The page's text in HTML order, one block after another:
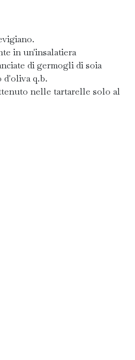
in un'insalatiera
di germogli di soia
d'oliva q.b.
nelle tartarelle solo al